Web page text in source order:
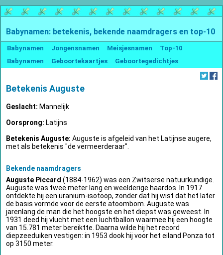
Babynamen: betekenis, bekende naamdragers en top-10
Babynamen Jongensnamen Meisjesnamen
Top-10
Babynamen
Geboortekaartjes Geboortegedichtjes
Betekenis Auguste
Geslacht: Mannelijk
Oorsprong: Latijns
Betekenis Auguste: Auguste is afgeleid van het Latijnse augere,
met als betekenis "de vermeerderaar".
Bekende naamdragers
Auguste Piccard (1884-1962) was een Zwitserse natuurkundige.
Auguste was twee meter lang en weelderige haardos. In 1917
ontdekte hij een uranium-isotoop, zonder dat hij wist dat het later
de basis vormde voor de eerste atoombom. Auguste was
jarenlang de man die het hoogste en het diepst was geweest. In
1931 deed hij vlucht met een luchtballon waarmee hij een hoogte
van 15.781 meter bereiktte. Daarna wilde hij het record
diepzeeduiken vestigen: in 1953 dook hij voor het eiland Ponza tot
op 3150 meter.